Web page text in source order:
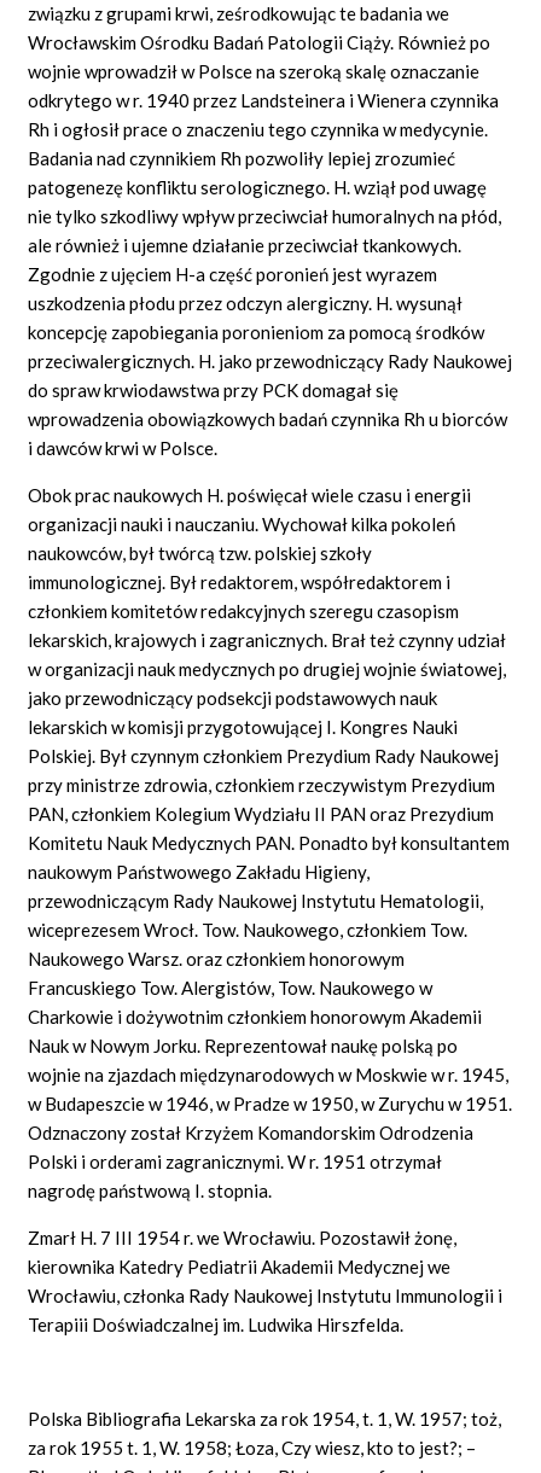
związku z grupami krwi, ześrodkowując te badania we
Wrocławskim Ośrodku Badań Patologii Ciąży. Również po
wojnie wprowadził w Polsce na szeroką skalę oznaczanie
odkrytego w r. 1940 przez Landsteinera i Wienera czynnika
Rh i ogłosił prace o znaczeniu tego czynnika w medycynie.
Badania nad czynnikiem Rh pozwoliły lepiej zrozumieć
patogenezę konfliktu serologicznego. H. wziął pod uwagę
nie tylko szkodliwy wpływ przeciwciał humoralnych na płód,
ale również i ujemne działanie przeciwciał tkankowych.
Zgodnie z ujęciem H-a część poronień jest wyrazem
uszkodzenia płodu przez odczyn alergiczny. H. wysunął
koncepcję zapobiegania poronieniom za pomocą środków
przeciwalergicznych. H. jako przewodniczący Rady Naukowej
do spraw krwiodawstwa przy PCK domagał się
wprowadzenia obowiązkowych badań czynnika Rh u biorców
i dawców krwi w Polsce.
Obok prac naukowych H. poświęcał wiele czasu i energii
organizacji nauki i nauczaniu. Wychował kilka pokoleń
naukowców, był twórcą tzw. polskiej szkoły
immunologicznej. Był redaktorem, współredaktorem i
członkiem komitetów redakcyjnych szeregu czasopism
lekarskich, krajowych i zagranicznych. Brał też czynny udział
w organizacji nauk medycznych po drugiej wojnie światowej,
jako przewodniczący podsekcji podstawowych nauk
lekarskich w komisji przygotowującej I. Kongres Nauki
Polskiej. Był czynnym członkiem Prezydium Rady Naukowej
przy ministrze zdrowia, członkiem rzeczywistym Prezydium
PAN, członkiem Kolegium Wydziału II PAN oraz Prezydium
Komitetu Nauk Medycznych PAN. Ponadto był konsultantem
naukowym Państwowego Zakładu Higieny,
przewodniczącym Rady Naukowej Instytutu Hematologii,
wiceprezesem Wrocł. Tow. Naukowego, członkiem Tow.
Naukowego Warsz. oraz członkiem honorowym
Francuskiego Tow. Alergistów, Tow. Naukowego w
Charkowie i dożywotnim członkiem honorowym Akademii
Nauk w Nowym Jorku. Reprezentował naukę polską po
wojnie na zjazdach międzynarodowych w Moskwie w r. 1945,
w Budapeszcie w 1946, w Pradze w 1950, w Zurychu w 1951.
Odznaczony został Krzyżem Komandorskim Odrodzenia
Polski i orderami zagranicznymi. W r. 1951 otrzymał
nagrodę państwową I. stopnia.
Zmarł H. 7 III 1954 r. we Wrocławiu. Pozostawił żonę,
kierownika Katedry Pediatrii Akademii Medycznej we
Wrocławiu, członka Rady Naukowej Instytutu Immunologii i
Terapiii Doświadczalnej im. Ludwika Hirszfelda.
Polska Bibliografia Lekarska za rok 1954, t. 1, W. 1957; toż,
za rok 1955 t. 1, W. 1958; Łoza, Czy wiesz, kto to jest?; –